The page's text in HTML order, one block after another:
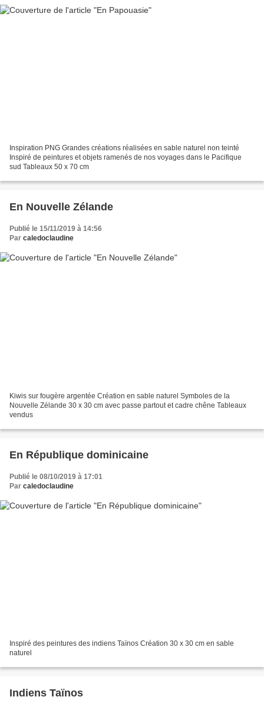
Inspiration PNG Grandes créations réalisées en sable naturel non teinté
Inspiré de peintures et objets ramenés de nos voyages dans le Pacifique
sud Tableaux 50 x 70 cm
En Nouvelle Zélande
Publié le 15/11/2019 à 14:56
Par caledoclaudine
Kiwis sur fougère argentée Création en sable naturel Symboles de la
Nouvelle Zélande 30 x 30 cm avec passe partout et cadre chêne Tableaux
vendus
En République dominicaine
Publié le 08/10/2019 à 17:01
Par caledoclaudine
Inspiré des peintures des indiens Taïnos Création 30 x 30 cm en sable
naturel
Indiens Taïnos